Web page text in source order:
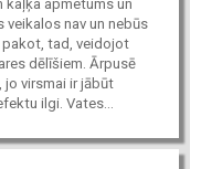
kaļķa apmetums un
veikalos nav un nebūs
pakot, tad, veidojot
dēlīšiem. Ārpusē
virsmai ir jābūt
ilgi. Vates...